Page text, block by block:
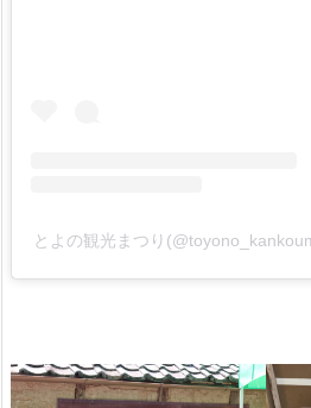
とよの観光まつり